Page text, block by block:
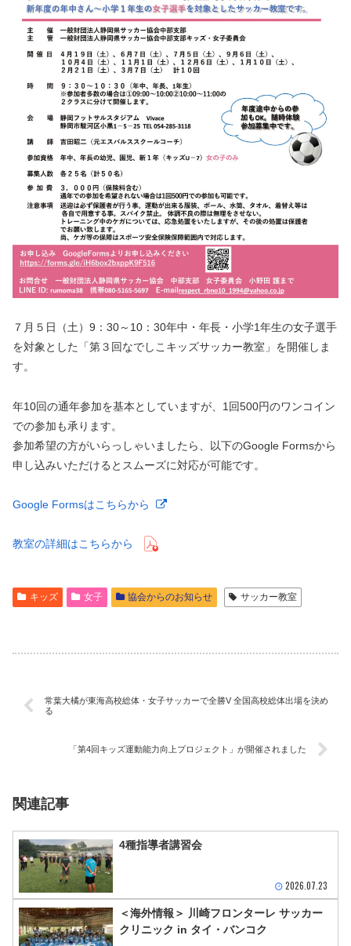
７月５日（土）9：30～10：30年中・年長・小学1年生の女子選手
を対象とした「第３回なでしこキッズサッカー教室」を開催しま
す。
年10回の通年参加を基本としていますが、1回500円のワンコイン
での参加も承ります。
参加希望の方がいらっしゃいましたら、以下のGoogle Formsから
申し込みいただけるとスムーズに対応が可能です。
Google Formsはこちらから
教室の詳細はこちらから
キッズ 女子 協会からのお知らせ サッカー教室
常葉大橘が東海高校総体・女子サッカーで全勝V 全国高校総体出場を決め
る
「第4回キッズ運動能力向上プロジェクト」が開催されました
関連記事
4種指導者講習会
2026.07.23
＜海外情報＞ 川崎フロンターレ サッカー
クリニック in タイ・バンコク